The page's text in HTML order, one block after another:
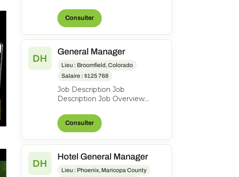
most important part-what’s in
i...
Consulter
DH
General Manager
Lieu : Broomfield, Colorado
Salaire : $125 768
Job Description Job
Description Job Overview
Boulder/Broomfield is a 123-
room property seeking an
Consulter
DH
Hotel General Manager
Lieu : Phoenix, Maricopa County